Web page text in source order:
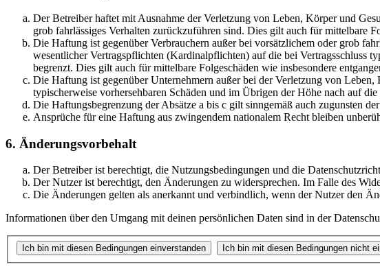
Der Betreiber haftet mit Ausnahme der Verletzung von Leben, Körper und
grob fahrlässiges Verhalten zurückzuführen sind. Dies gilt auch für mittelbare
Die Haftung ist gegenüber Verbrauchern außer bei vorsätzlichem oder grob
wesentlicher Vertragspflichten (Kardinalpflichten) auf die bei Vertragsschluss
begrenzt. Dies gilt auch für mittelbare Folgeschäden wie insbesondere
Die Haftung ist gegenüber Unternehmern außer bei der Verletzung von
typischerweise vorhersehbaren Schäden und im Übrigen der Höhe nach auf
Die Haftungsbegrenzung der Absätze a bis c gilt sinngemäß auch zugunsten
Ansprüche für eine Haftung aus zwingendem nationalem Recht bleiben
6. Änderungsvorbehalt
Der Betreiber ist berechtigt, die Nutzungsbedingungen und die
Der Nutzer ist berechtigt, den Änderungen zu widersprechen. Im Falle des
Die Änderungen gelten als anerkannt und verbindlich, wenn der Nutzer den
Informationen über den Umgang mit deinen persönlichen Daten sind in der